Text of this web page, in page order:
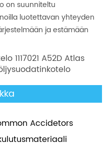
on suunniteltu
luotettavan yhteyden
ja estämään
1117021 A52D Atlas
Accidetors